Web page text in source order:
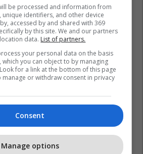
1
be processed and information from
unique identifiers, and other device
accessed by and shared with 369
by this site. We and our partners
data. List of partners.
your personal data on the basis
you can object to by managing
for a link at the bottom of this page
manage or withdraw consent in privacy
Consent
Manage options